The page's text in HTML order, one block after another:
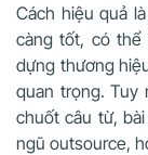
Cách hiệu quả
càng tốt, có thể
dựng thương
quan trọng. Tuy
chuốt câu từ,
ngũ outsource,